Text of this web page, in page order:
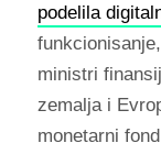
podelila
ministri
zemalja i
monetarni